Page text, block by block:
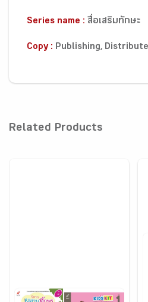
Series name : สื่อเสริมทักษะ
Copy : Publishing,
Related Products